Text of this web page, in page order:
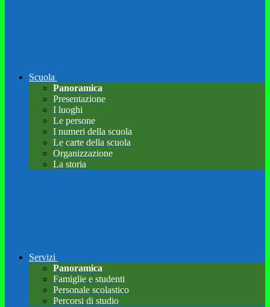
Scuola
Panoramica
Presentazione
I luoghi
Le persone
I numeri della scuola
Le carte della scuola
Organizzazione
La storia
Servizi
Panoramica
Famiglie e studenti
Personale scolastico
Percorsi di studio